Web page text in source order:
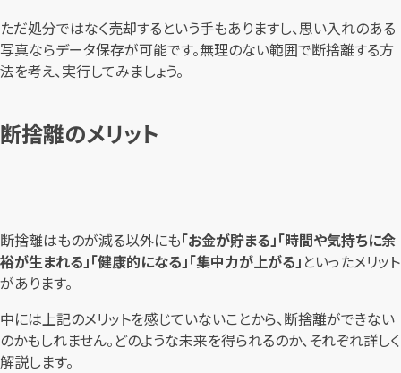
ただ処分ではなく売却するという手もありますし、思い入れのある
写真ならデータ保存が可能です。無理のない範囲で断捨離する方
法を考え、実行してみましょう。
断捨離のメリット
断捨離はものが減る以外にも「お金が貯まる」「時間や気持ちに余
裕が生まれる」「健康的になる」「集中力が上がる」 といったメリット
があります。
中には上記のメリットを感じていないことから、断捨離ができない
のかもしれません。どのような未来を得られるのか、それぞれ詳しく
解説します。